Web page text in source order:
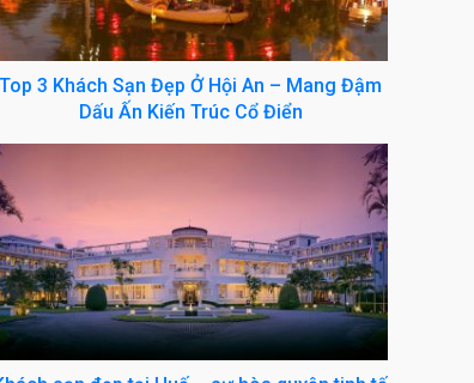
Top 3 Khách Sạn Đẹp Ở Hội An – Mang Đậm
Dấu Ấn Kiến Trúc Cổ Điển